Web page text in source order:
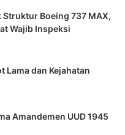
Struktur Boeing 737 MAX,
Wajib Inspeksi
Lama dan Kejahatan
Amandemen UUD 1945